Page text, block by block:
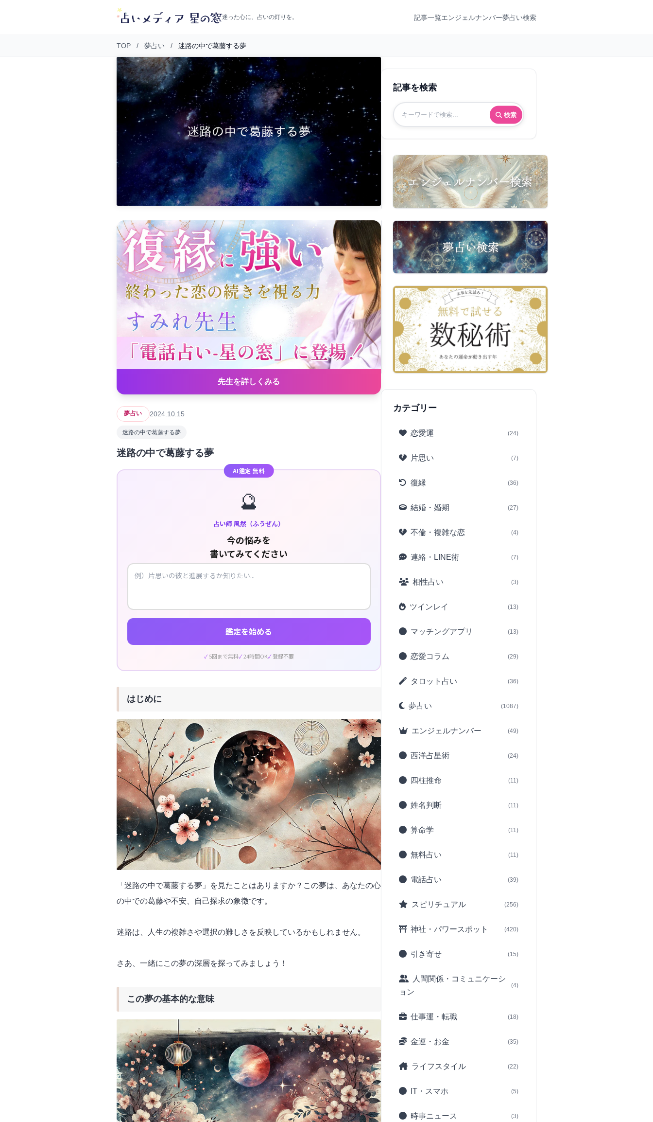
迷った心に、占いの灯りを。 記事一覧エンジェルナンバー夢占い検索
TOP / 夢占い / 迷路の中で葛藤する夢
先生を詳しくみる
夢占い 2024.10.15
迷路の中で葛藤する夢
迷路の中で葛藤する夢
AI鑑定 無料
🔮
占い師 風然（ふうぜん）
今の悩みを
書いてみてください
鑑定を始める
5回まで無料 24時間OK 登録不要
はじめに
「迷路の中で葛藤する夢」を見たことはありますか？この夢は、あなたの心
の中での葛藤や不安、自己探求の象徴です。
迷路は、人生の複雑さや選択の難しさを反映しているかもしれません。
さあ、一緒にこの夢の深層を探ってみましょう！
この夢の基本的な意味
記事を検索
検索
カテゴリー
恋愛運 (24)
片思い (7)
復縁 (36)
結婚・婚期 (27)
不倫・複雑な恋 (4)
連絡・LINE術 (7)
相性占い (3)
ツインレイ (13)
マッチングアプリ (13)
恋愛コラム (29)
タロット占い (36)
夢占い (1087)
エンジェルナンバー (49)
西洋占星術 (24)
四柱推命 (11)
姓名判断 (11)
算命学 (11)
無料占い (11)
電話占い (39)
スピリチュアル (256)
神社・パワースポット (420)
引き寄せ (15)
人間関係・コミュニケーシ
ョン
(4)
仕事運・転職 (18)
金運・お金 (35)
ライフスタイル (22)
IT・スマホ (5)
時事ニュース (3)